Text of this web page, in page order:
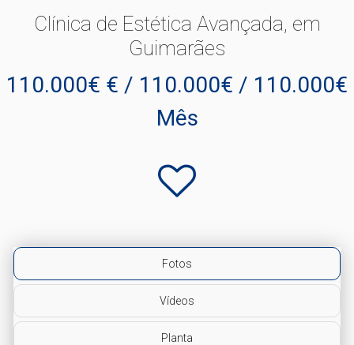
Clínica de Estética Avançada, em
Guimarães
110.000€ € / 110.000€ / 110.000€
Mês
Fotos
Vídeos
Planta